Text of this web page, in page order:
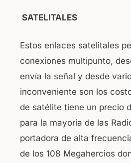
SATELITALES
Estos enlaces satelitales
conexiones multipunto,
envía la señal y desde
inconveniente son los
de satélite tiene un precio
para la mayoría de las
portadora de alta
de los 108 Megahercios